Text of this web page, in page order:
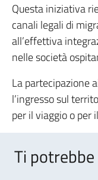
Questa iniziativa
canali legali di
all’effettiva
nelle società
La partecipazione
l’ingresso sul
per il viaggio o per
Ti